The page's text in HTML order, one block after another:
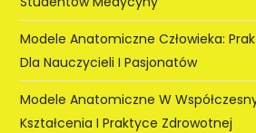
Modele Anatomiczne Człowieka:
Dla Nauczycieli I Pasjonatów
Modele Anatomiczne W
Kształcenia I Praktyce Zdrowotnej